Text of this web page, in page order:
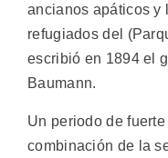
ancianos apáticos y
refugiados del
escribió en 1894 el
Baumann.
Un periodo de
combinación de la